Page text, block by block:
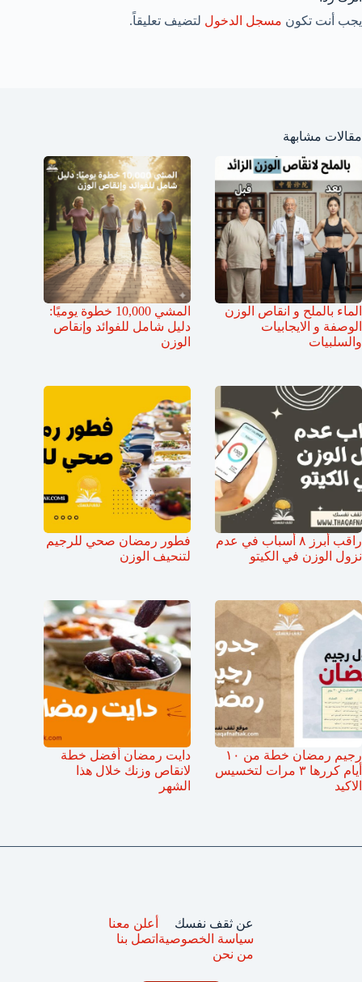
يجب أنت تكون مسجل الدخول لتضيف تعليقاً.
مقالات مشابهة
الماء بالملح و انقاص الوزن
الوصفة و الايجابيات
والسلبيات
المشي 10,000 خطوة يوميًا:
دليل شامل للفوائد وإنقاص
الوزن
راقب أبرز ٨ أسباب في عدم
نزول الوزن في الكيتو
فطور رمضان صحي للرجيم
لتنحيف الوزن
رجيم رمضان خطة من ١٠
أيام كررها ٣ مرات لتخسيس
الاكيد
دايت رمضان أفضل خطة
لانقاص وزنك خلال هذا
الشهر
عن ثقف نفسك
سياسة الخصوصية
من نحن
أعلن معنا
اتصل بنا